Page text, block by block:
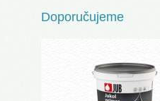
Doporučujeme